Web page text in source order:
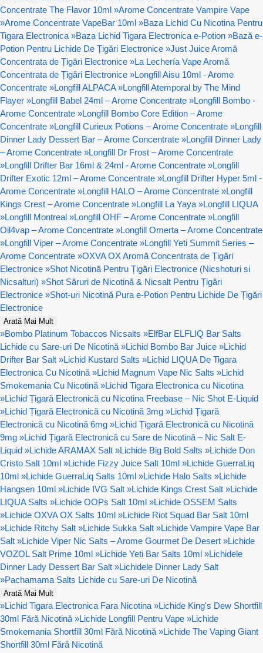
Concentrate The Flavor 10ml »Arome Concentrate Vampire Vape
»Arome Concentrate VapeBar 10ml »Baza Lichid Cu Nicotina Pentru
Tigara Electronica »Baza Lichid Tigara Electronica e-Potion »Bază e-
Potion Pentru Lichide De Țigări Electronice »Just Juice Aromă
Concentrata de Țigări Electronice »La Lechería Vape Aromă
Concentrata de Țigări Electronice »Longfill Aisu 10ml - Arome
Concentrate »Longfill ALPACA »Longfill Atemporal by The Mind
Flayer »Longfill Babel 24ml – Arome Concentrate »Longfill Bombo -
Arome Concentrate »Longfill Bombo Core Edition – Arome
Concentrate »Longfill Curieux Potions – Arome Concentrate »Longfill
Dinner Lady Dessert Bar – Arome Concentrate »Longfill Dinner Lady
– Arome Concentrate »Longfill Dr Frost – Arome Concentrate
»Longfill Drifter Bar 16ml & 24ml - Arome Concentrate »Longfill
Drifter Exotic 12ml – Arome Concentrate »Longfill Drifter Hyper 5ml -
Arome Concentrate »Longfill HALO – Arome Concentrate »Longfill
Kings Crest – Arome Concentrate »Longfill La Yaya »Longfill LIQUA
»Longfill Montreal »Longfill OHF – Arome Concentrate »Longfill
Oil4vap – Arome Concentrate »Longfill Omerta – Arome Concentrate
»Longfill Viper – Arome Concentrate »Longfill Yeti Summit Series –
Arome Concentrate »OXVA OX Aromă Concentrata de Țigări
Electronice »Shot Nicotină Pentru Țigări Electronice (Nicshoturi si
Nicsalturi) »Shot Săruri de Nicotină & Nicsalt Pentru Țigări
Electronice »Shot-uri Nicotină Pura e-Potion Pentru Lichide De Țigări
Electronice
Arată Mai Mult
»Bombo Platinum Tobaccos Nicsalts »ElfBar ELFLIQ Bar Salts
Lichide cu Sare-uri De Nicotină »Lichid Bombo Bar Juice »Lichid
Drifter Bar Salt »Lichid Kustard Salts »Lichid LIQUA De Tigara
Electronica Cu Nicotină »Lichid Magnum Vape Nic Salts »Lichid
Smokemania Cu Nicotină »Lichid Tigara Electronica cu Nicotina
»Lichid Țigară Electronică cu Nicotina Freebase – Nic Shot E-Liquid
»Lichid Țigară Electronică cu Nicotină 3mg »Lichid Țigară
Electronică cu Nicotină 6mg »Lichid Țigară Electronică cu Nicotină
9mg »Lichid Țigară Electronică cu Sare de Nicotină – Nic Salt E-
Liquid »Lichide ARAMAX Salt »Lichide Big Bold Salts »Lichide Don
Cristo Salt 10ml »Lichide Fizzy Juice Salt 10ml »Lichide GuerraLiq
10ml »Lichide GuerraLiq Salts 10ml »Lichide Halo Salts »Lichide
Hangsen 10ml »Lichide IVG Salt »Lichide Kings Crest Salt »Lichide
LIQUA Salts »Lichide OOPs Salt 10ml »Lichide OSSEM Salts
»Lichide OXVA OX Salts 10ml »Lichide Riot Squad Bar Salt 10ml
»Lichide Ritchy Salt »Lichide Sukka Salt »Lichide Vampire Vape Bar
Salt »Lichide Viper Nic Salts – Arome Gourmet De Desert »Lichide
VOZOL Salt Prime 10ml »Lichide Yeti Bar Salts 10ml »Lichidele
Dinner Lady Dessert Bar Salt »Lichidele Dinner Lady Salt
»Pachamama Salts Lichide cu Sare-uri De Nicotină
Arată Mai Mult
»Lichid Tigara Electronica Fara Nicotina »Lichide King's Dew Shortfill
30ml Fără Nicotină »Lichide Longfill Pentru Vape »Lichide
Smokemania Shortfill 30ml Fără Nicotină »Lichide The Vaping Giant
Shortfill 30ml Fără Nicotină